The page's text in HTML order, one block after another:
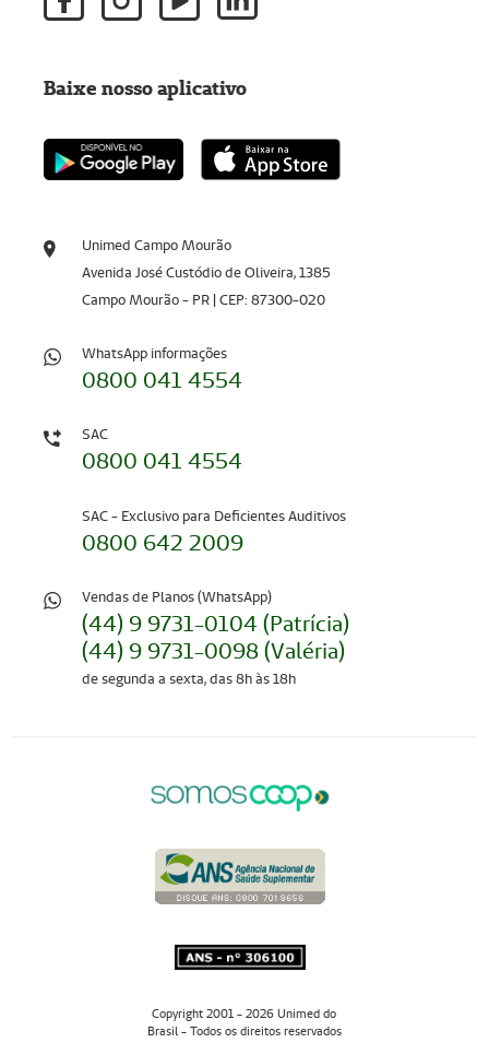
Unimed Campo Mourão
Avenida José Custódio de Oliveira, 1385
Campo Mourão - PR | CEP: 87300-020
WhatsApp informações
0800 041 4554
SAC
0800 041 4554
SAC - Exclusivo para Deficientes Auditivos
0800 642 2009
Vendas de Planos (WhatsApp)
(44) 9 9731-0104 (Patrícia)
(44) 9 9731-0098 (Valéria)
de segunda a sexta, das 8h às 18h
Baixe nosso aplicativo
Copyright 2001 - 2026 Unimed do
Brasil - Todos os direitos reservados